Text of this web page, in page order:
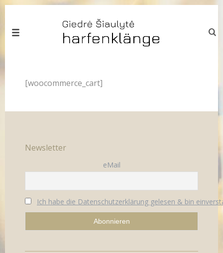
[woocommerce_cart]
Newsletter
eMail
Ich habe die Datenschutzerklärung gelesen & bin